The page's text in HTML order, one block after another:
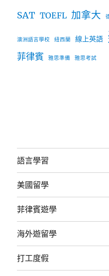
SAT TOEFL 加拿大
澳洲語言學校 紐西蘭 線上英語
菲律賓
雅思準備 雅思考試
語言學習
美國留學
菲律賓遊學
海外遊留學
打工度假